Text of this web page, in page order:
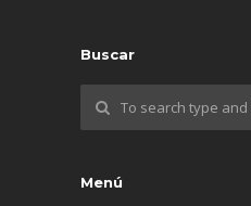
Buscar
Menú